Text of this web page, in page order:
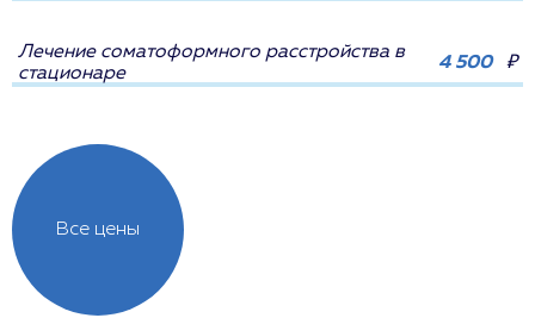
Все цены
Лечение соматоформного расстройства в
стационаре
4 500 ₽